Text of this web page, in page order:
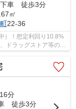
下車 徒歩3分
㎡
22-36
）！想定利回り10.8%
ドラッグストア等の生
分
車 徒歩3分